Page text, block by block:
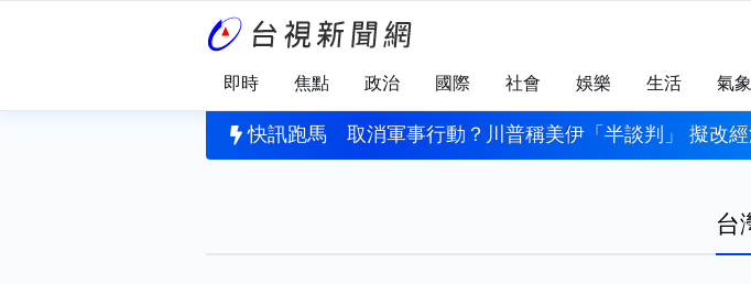
即時 焦點 政治 國際 社會 娛樂 生活 氣象
快訊跑馬 取消軍事行動？川普稱美伊「半談判」 擬改
台